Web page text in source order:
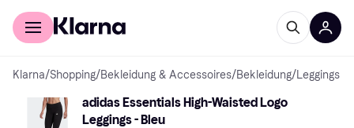
Für Shopper
Klarna/Shopping/Bekleidung & Accessoires/Bekleidung/Leggings
adidas Essentials High-Waisted Logo
Leggings - Bleu